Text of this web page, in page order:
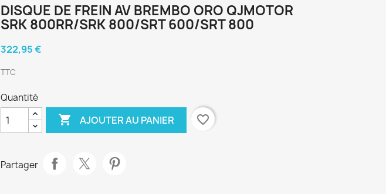
DISQUE DE FREIN AV BREMBO ORO QJMOTOR
SRK 800RR/SRK 800/SRT 600/SRT 800
322,95 €
TTC
Quantité
 AJOUTER AU PANIER favorite_border
Partager